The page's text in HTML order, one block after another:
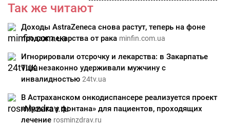
Так же читают
Доходы AstraZeneca снова растут, теперь на фоне
продаж лекарства от рака minfin.com.ua
Игнорировали отсрочку и лекарства: в Закарпатье
ТЦК незаконно удерживали мужчину с
инвалидностью 24tv.ua
В Астраханском онкодиспансере реализуется проект
«Музыка у фонтана» для пациентов, проходящих
лечение rosminzdrav.ru